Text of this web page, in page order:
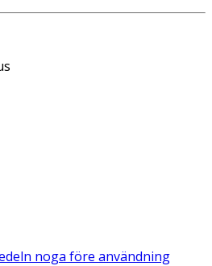
noga före användning